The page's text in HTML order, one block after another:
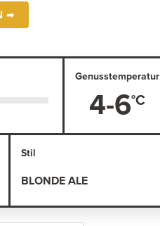
➡
Genusstemperatur
4-6
Stil
BLONDE ALE